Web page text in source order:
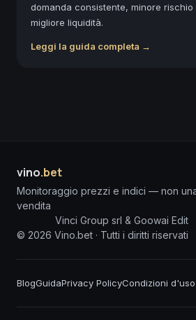
domanda consistente, minore
migliore liquidità.
Leggi la guida completa →
vino.bet
Monitoraggio prezzi e indici — non
vendita
Vinci Group srl & Goowai Edit
© 2026 Vino.bet · Tutti i diritti riservati
BlogGuidaPrivacy PolicyCondizioni d'uso